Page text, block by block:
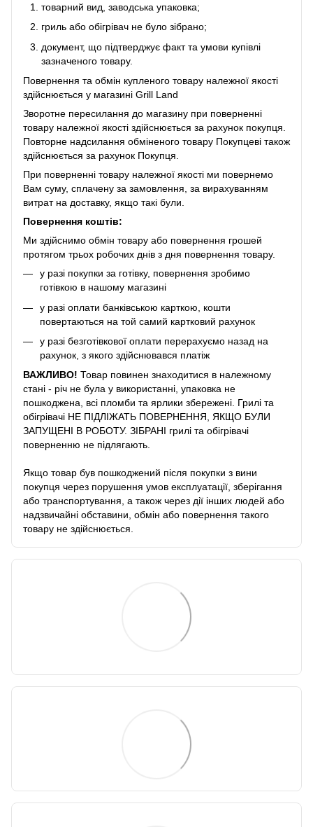
товарний вид, заводська упаковка;
гриль або обігрівач не було зібрано;
документ, що підтверджує факт та умови купівлі
зазначеного товару.
Повернення та обмін купленого товару належної якості
здійснюється у магазині Grill Land
Зворотне пересилання до магазину при поверненні
товару належної якості здійснюється за рахунок покупця.
Повторне надсилання обміненого товару Покупцеві також
здійснюється за рахунок Покупця.
При поверненні товару належної якості ми повернемо
Вам суму, сплачену за замовлення, за вирахуванням
витрат на доставку, якщо такі були.
Повернення коштів:
Ми здійснимо обмін товару або повернення грошей
протягом трьох робочих днів з дня повернення товару.
у разі покупки за готівку, повернення зробимо
готівкою в нашому магазині
у разі оплати банківською карткою, кошти
повертаються на той самий картковий рахунок
у разі безготівкової оплати перерахуємо назад на
рахунок, з якого здійснювався платіж
ВАЖЛИВО! Товар повинен знаходитися в належному
стані - річ не була у використанні, упаковка не
пошкоджена, всі пломби та ярлики збережені. Грилі та
обігрівачі НЕ ПІДЛІЖАТЬ ПОВЕРНЕННЯ, ЯКЩО БУЛИ
ЗАПУЩЕНІ В РОБОТУ. ЗІБРАНІ грилі та обігрівачі
поверненню не підлягають.
Якщо товар був пошкоджений після покупки з вини
покупця через порушення умов експлуатації, зберігання
або транспортування, а також через дії інших людей або
надзвичайні обставини, обмін або повернення такого
товару не здійснюється.